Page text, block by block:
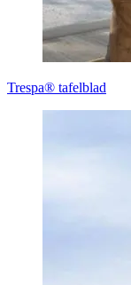
Trespa® tafelblad